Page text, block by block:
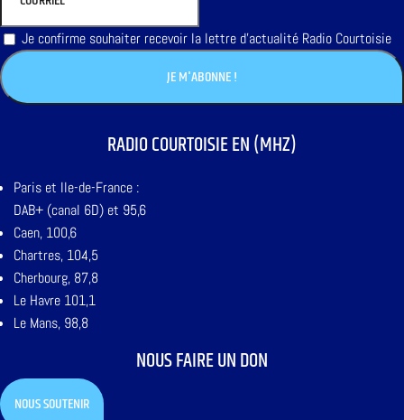
Je confirme souhaiter recevoir la lettre d'actualité Radio Courtoisie
RADIO COURTOISIE EN (MHZ)
Paris et Ile-de-France :
DAB+ (canal 6D) et 95,6
Caen, 100,6
Chartres, 104,5
Cherbourg, 87,8
Le Havre 101,1
Le Mans, 98,8
NOUS FAIRE UN DON
NOUS SOUTENIR